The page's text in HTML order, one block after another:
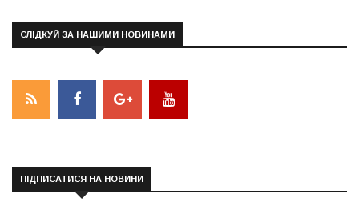
СЛІДКУЙ ЗА НАШИМИ НОВИНАМИ
ПІДПИСАТИСЯ НА НОВИНИ